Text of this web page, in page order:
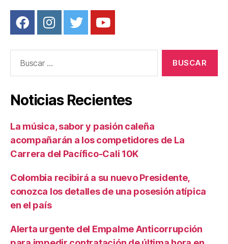
Noticias Recientes
La música, sabor y pasión caleña
acompañarán a los competidores de La
Carrera del Pacífico-Cali 10K
Colombia recibirá a su nuevo Presidente,
conozca los detalles de una posesión atípica
en el país
Alerta urgente del Empalme Anticorrupción